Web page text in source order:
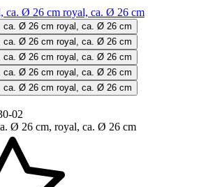
02
Ø 26 cm, royal, ca. Ø 26 cm